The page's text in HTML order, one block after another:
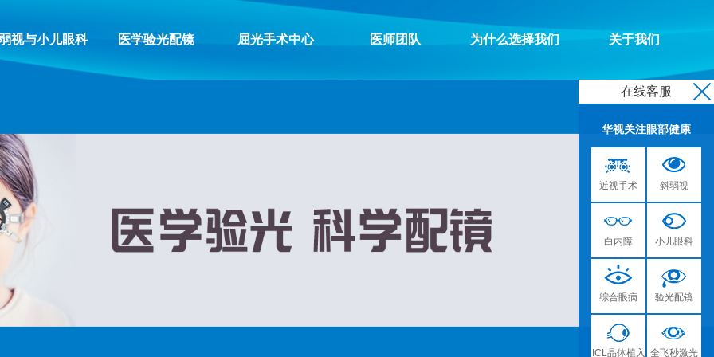
视与小儿眼科 医学验光配镜 屈光手术中心 医师团队 为什么选择我们 关于我们
在线客服
华视关注眼部健康
近视手术 斜弱视
白内障 小儿眼科
综合眼病 验光配镜
ICL晶体植入 全飞秒激光